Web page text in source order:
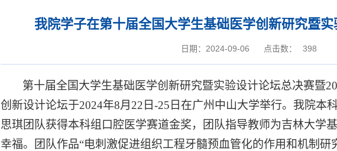
我院学子在第十届全国大学生基础医学创新研究暨
日期：2024-09-06 点击数： 398
第十届全国大学生基础医学创新研究暨实验设计论坛总决赛暨
创新设计论坛于2024年8月 22 日-25 日在广州中山大学举行。我院本
思琪团队获得本科组口腔医学赛道金奖，团队指导教师为吉林大学
幸福。团队作品“电刺激促进组织工程牙髓预血管化的作用和机制